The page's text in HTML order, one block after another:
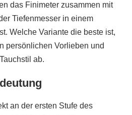
das Finimeter zusammen mit
Tiefenmesser in einem
Welche Variante die beste ist,
persönlichen Vorlieben und
ab.
an der ersten Stufe des